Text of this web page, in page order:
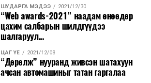
ШУДАРГА МЭДЭЭ 2021/12/30
“Web awards-2021” наадам өнөөдөр
цахим салбарын шилдгүүдээ
шалгаруул...
ЦАГ ҮЕ 2021/12/08
“Дөрөлж” нууранд живсэн шатахуун
ачсан автомашиныг татан гаргалаа